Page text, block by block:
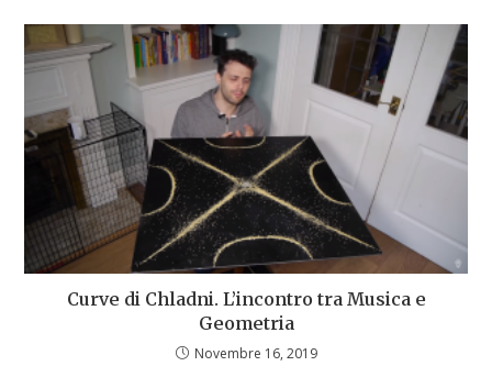
Curve di Chladni. L’incontro tra Musica e
Geometria
Novembre 16, 2019